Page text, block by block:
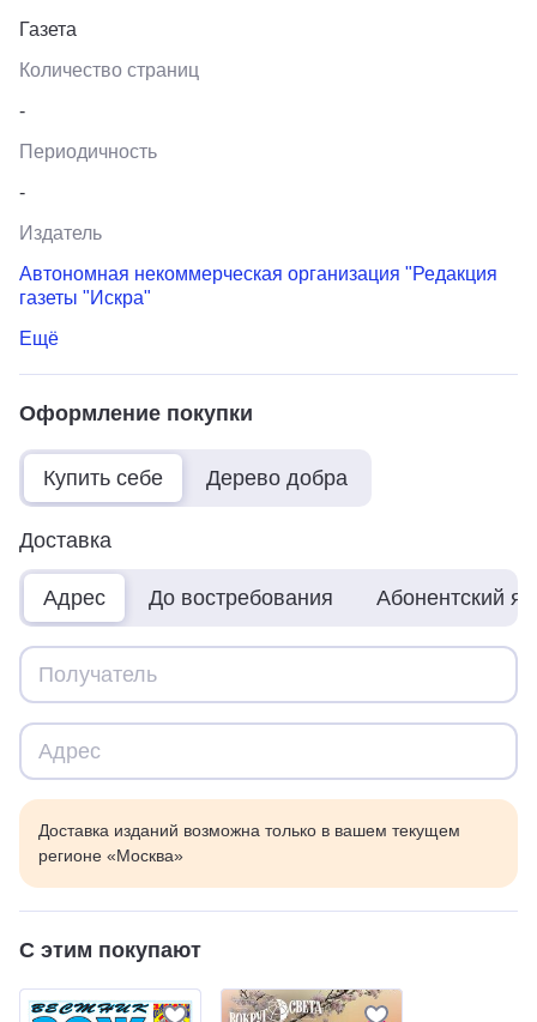
Газета
Количество страниц
-
Периодичность
-
Издатель
Автономная некоммерческая организация "Редакция
газеты "Искра"
Ещё
Оформление покупки
Купить себе Дерево добра
Доставка
Адрес До востребования Абонентский
Доставка изданий возможна только в вашем текущем
регионе «Москва»
С этим покупают